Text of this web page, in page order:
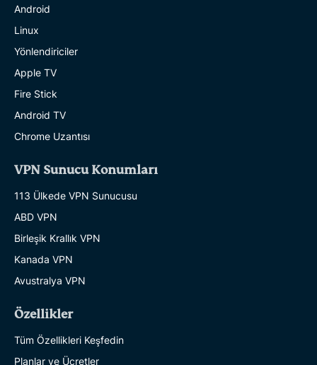
Android
Linux
Yönlendiriciler
Apple TV
Fire Stick
Android TV
Chrome Uzantısı
VPN Sunucu Konumları
113 Ülkede VPN Sunucusu
ABD VPN
Birleşik Krallık VPN
Kanada VPN
Avustralya VPN
Özellikler
Tüm Özellikleri Keşfedin
Planlar ve Ücretler